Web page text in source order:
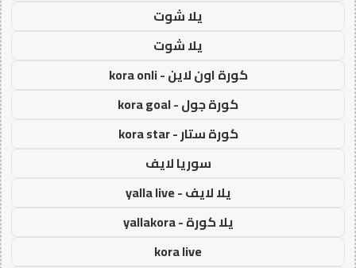
يلا شوت
يلا شوت
كورة اون لاين - kora onli
كورة جول - kora goal
كورة ستار - kora star
سوريا لايف
يلا لايف - yalla live
يلا كورة - yallakora
kora live